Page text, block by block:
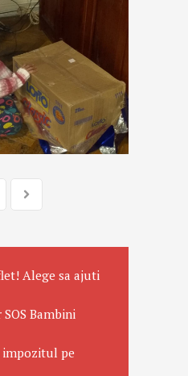
Alege sa ajuti
Bambini
impozitul pe